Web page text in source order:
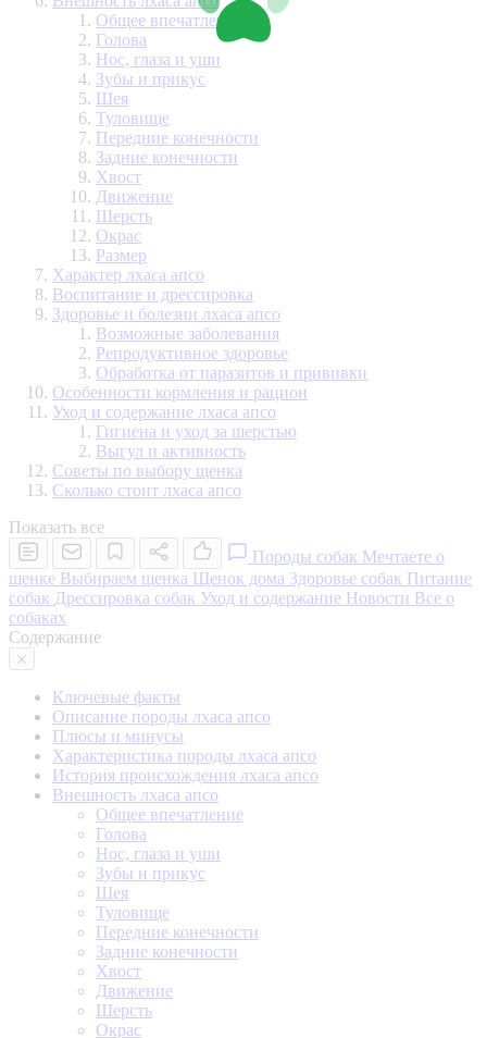
Общее впечатление
Голова
Нос, глаза и уши
Зубы и прикус
Шея
Туловище
Передние конечности
Задние конечности
Хвост
Движение
Шерсть
Окрас
Размер
Характер лхаса апсо
Воспитание и дрессировка
Здоровье и болезни лхаса апсо
Возможные заболевания
Репродуктивное здоровье
Обработка от паразитов и прививки
Особенности кормления и рацион
Уход и содержание лхаса апсо
Гигиена и уход за шерстью
Выгул и активность
Советы по выбору щенка
Сколько стоит лхаса апсо
Показать все
Породы собак Мечтаете о
щенке Выбираем щенка Щенок дома Здоровье собак Питание
собак Дрессировка собак Уход и содержание Новости Все о
собаках
Содержание
Ключевые факты
Описание породы лхаса апсо
Плюсы и минусы
Характеристика породы лхаса апсо
История происхождения лхаса апсо
Внешность лхаса апсо
Общее впечатление
Голова
Нос, глаза и уши
Зубы и прикус
Шея
Туловище
Передние конечности
Задние конечности
Хвост
Движение
Шерсть
Окрас